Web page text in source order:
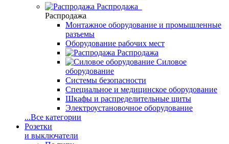
Распродажа
Распродажа
Монтажное оборудование и промышленные
разъемы
Оборудование рабочих мест
Распродажа
Силовое
оборудование
Системы безопасности
Специальное и медицинское оборудование
Шкафы и распределительные щиты
Электроустановочное оборудование
...Все категории
Розетки
и выключатели